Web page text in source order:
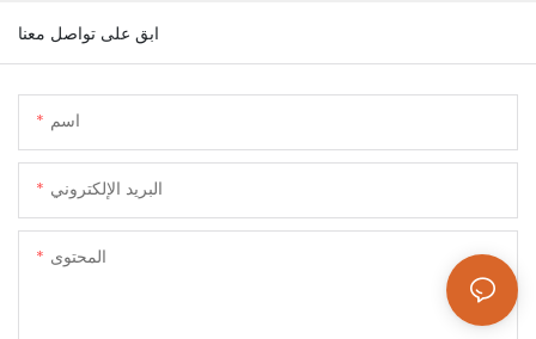
ابق على تواصل معنا
اسم
البريد الإلكتروني
المحتوى